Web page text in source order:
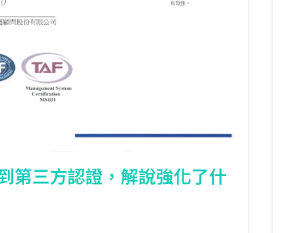
第三方認證，解說強化了什